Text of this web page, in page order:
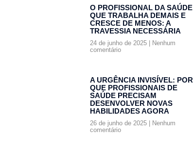
O PROFISSIONAL DA SAÚDE
QUE TRABALHA DEMAIS E
CRESCE DE MENOS: A
TRAVESSIA NECESSÁRIA
24 de junho de 2025 Nenhum
comentário
A URGÊNCIA INVISÍVEL: POR
QUE PROFISSIONAIS DE
SAÚDE PRECISAM
DESENVOLVER NOVAS
HABILIDADES AGORA
26 de junho de 2025 Nenhum
comentário